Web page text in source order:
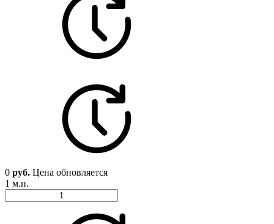
0 руб. Цена обновляется
1 м.п.